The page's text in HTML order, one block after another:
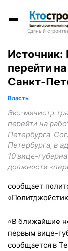
Единый
перейти
Санкт-
Власть
Экс-министр
перейти на
Петербурга.
Петербурга, в
10 вице-
должности
сообщает
«В ближайшие
первым вице-
сообщается в